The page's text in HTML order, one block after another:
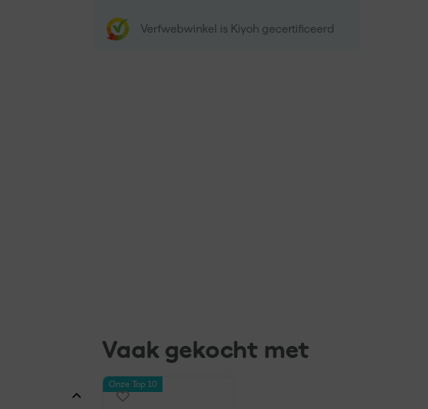
Verfwebwinkel is Kiyoh gecertificeerd
Vaak gekocht met
Onze Top 10